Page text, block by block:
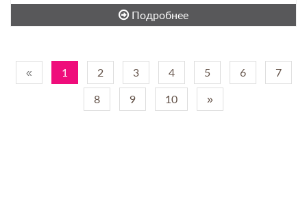
Подробнее
« 1 2 3 4 5 6 7
8 9 10 »